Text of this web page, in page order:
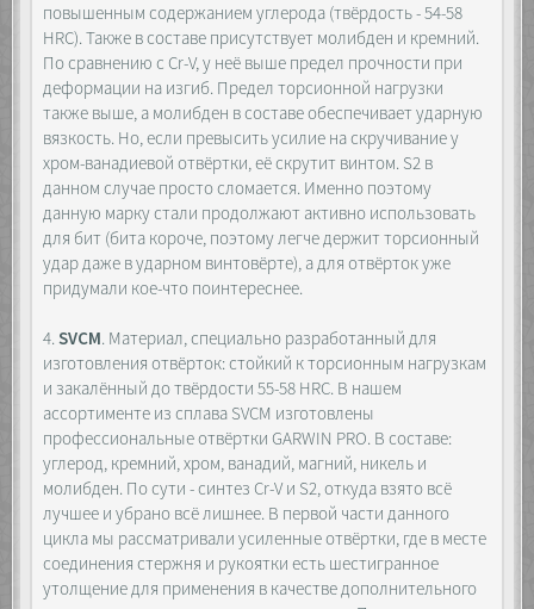
повышенным содержанием углерода (твёрдость - 54-58
HRC). Также в составе присутствует молибден и кремний.
По сравнению с Cr-V, у неё выше предел прочности при
деформации на изгиб. Предел торсионной нагрузки
также выше, а молибден в составе обеспечивает ударную
вязкость. Но, если превысить усилие на скручивание у
хром-ванадиевой отвёртки, её скрутит винтом. S2 в
данном случае просто сломается. Именно поэтому
данную марку стали продолжают активно использовать
для бит (бита короче, поэтому легче держит торсионный
удар даже в ударном винтовёрте), а для отвёрток уже
придумали кое-что поинтереснее.
4.SVCM. Материал, специально разработанный для
изготовления отвёрток: стойкий к торсионным нагрузкам
и закалённый до твёрдости 55-58 HRC. В нашем
ассортименте из сплава SVCM изготовлены
профессиональные отвёртки GARWIN PRO. В составе:
углерод, кремний, хром, ванадий, магний, никель и
молибден. По сути - синтез Cr-V и S2, откуда взято всё
лучшее и убрано всё лишнее. В первой части данного
цикла мы рассматривали усиленные отвёртки, где в месте
соединения стержня и рукоятки есть шестигранное
утолщение для применения в качестве дополнительного